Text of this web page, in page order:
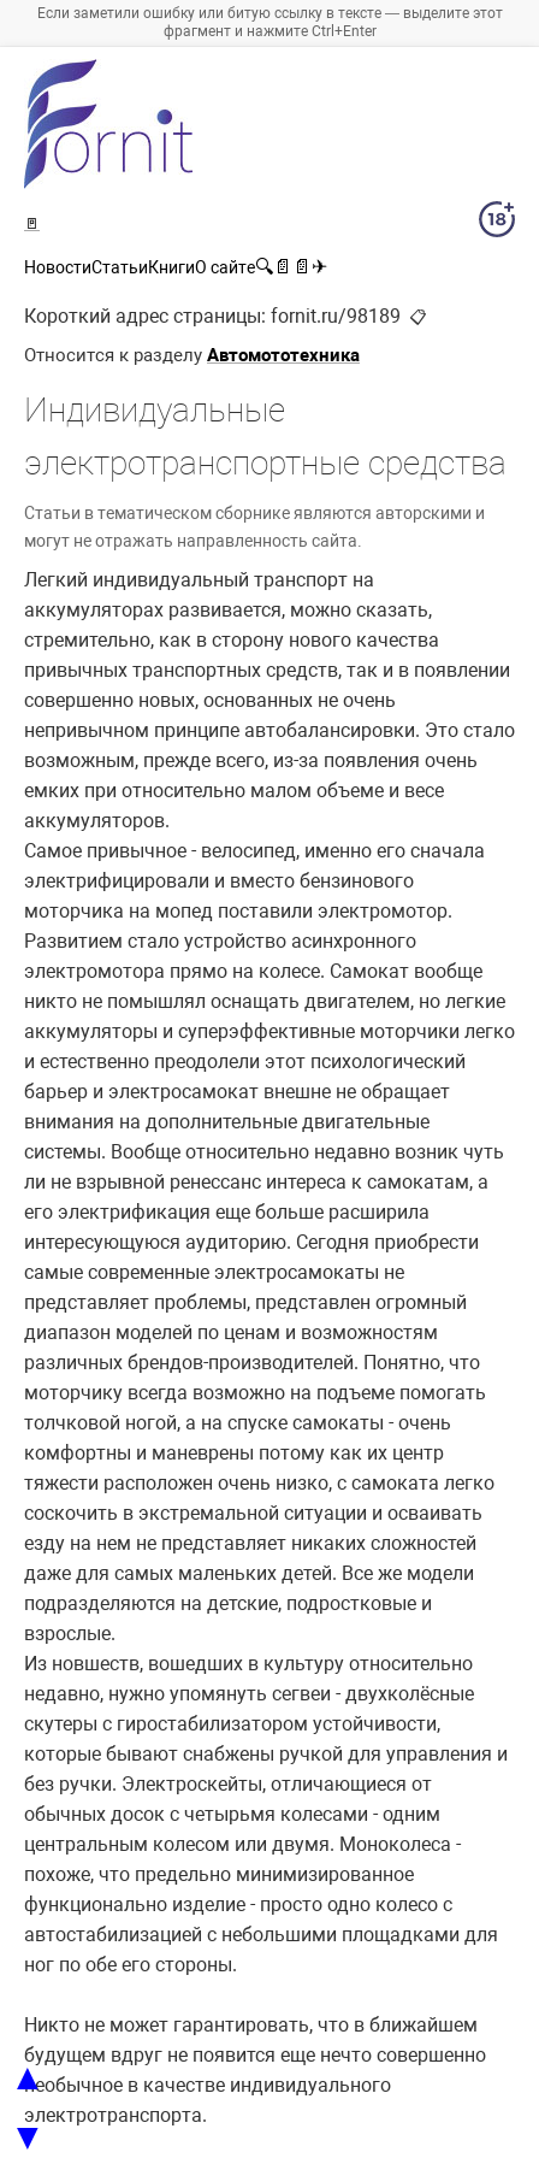
Если заметили ошибку или битую ссылку в тексте — выделите этот
фрагмент и нажмите Ctrl+Enter
🚪
НовостиСтатьиКнигиО сайте🔍 📄 📄 ✈
Короткий адрес страницы: fornit.ru/98189 📋
Относится к разделу Автомототехника
Индивидуальные
электротранспортные средства
Статьи в тематическом сборнике являются авторскими и
могут не отражать направленность сайта.
Легкий индивидуальный транспорт на
аккумуляторах развивается, можно сказать,
стремительно, как в сторону нового качества
привычных транспортных средств, так и в появлении
совершенно новых, основанных не очень
непривычном принципе автобалансировки. Это стало
возможным, прежде всего, из-за появления очень
емких при относительно малом объеме и весе
аккумуляторов.
Самое привычное - велосипед, именно его сначала
электрифицировали и вместо бензинового
моторчика на мопед поставили электромотор.
Развитием стало устройство асинхронного
электромотора прямо на колесе. Самокат вообще
никто не помышлял оснащать двигателем, но легкие
аккумуляторы и суперэффективные моторчики легко
и естественно преодолели этот психологический
барьер и электросамокат внешне не обращает
внимания на дополнительные двигательные
системы. Вообще относительно недавно возник чуть
ли не взрывной ренессанс интереса к самокатам, а
его электрификация еще больше расширила
интересующуюся аудиторию. Сегодня приобрести
самые современные электросамокаты не
представляет проблемы, представлен огромный
диапазон моделей по ценам и возможностям
различных брендов-производителей. Понятно, что
моторчику всегда возможно на подъеме помогать
толчковой ногой, а на спуске самокаты - очень
комфортны и маневрены потому как их центр
тяжести расположен очень низко, с самоката легко
соскочить в экстремальной ситуации и осваивать
езду на нем не представляет никаких сложностей
даже для самых маленьких детей. Все же модели
подразделяются на детские, подростковые и
взрослые.
Из новшеств, вошедших в культуру относительно
недавно, нужно упомянуть сегвеи - двухколёсные
скутеры с гиростабилизатором устойчивости,
которые бывают снабжены ручкой для управления и
без ручки. Электроскейты, отличающиеся от
обычных досок с четырьмя колесами - одним
центральным колесом или двумя. Моноколеса -
похоже, что предельно минимизированное
функционально изделие - просто одно колесо с
автостабилизацией с небольшими площадками для
ног по обе его стороны.
Никто не может гарантировать, что в ближайшем
будущем вдруг не появится еще нечто совершенно
необычное в качестве индивидуального
электротранспорта.
▲
▼